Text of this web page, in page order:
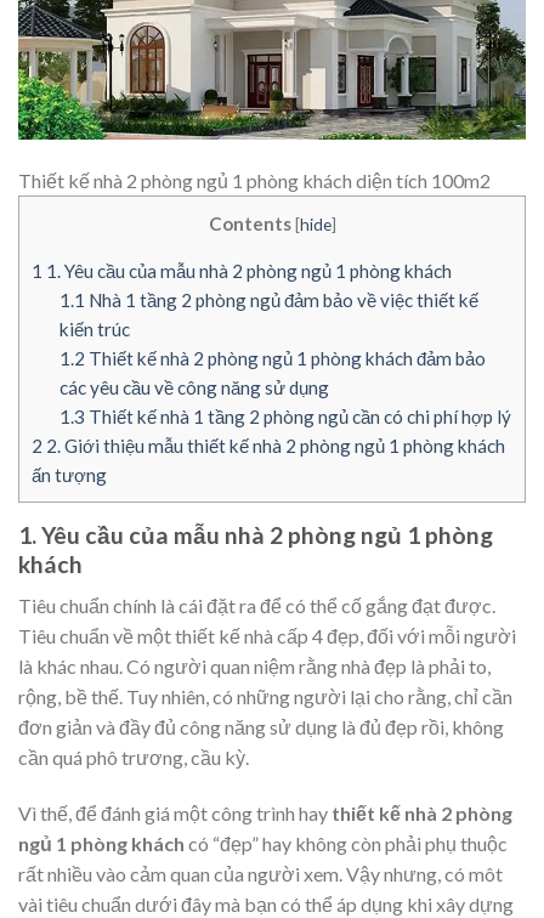
Thiết kế nhà 2 phòng ngủ 1 phòng khách diện tích 100m2
Contents [hide]
1 1. Yêu cầu của mẫu nhà 2 phòng ngủ 1 phòng khách
1.1 Nhà 1 tầng 2 phòng ngủ đảm bảo về việc thiết kế
kiến trúc
1.2 Thiết kế nhà 2 phòng ngủ 1 phòng khách đảm bảo
các yêu cầu về công năng sử dụng
1.3 Thiết kế nhà 1 tầng 2 phòng ngủ cần có chi phí hợp lý
2 2. Giới thiệu mẫu thiết kế nhà 2 phòng ngủ 1 phòng khách
ấn tượng
1. Yêu cầu của mẫu nhà 2 phòng ngủ 1 phòng
khách
Tiêu chuẩn chính là cái đặt ra để có thể cố gắng đạt được.
Tiêu chuẩn về một thiết kế nhà cấp 4 đẹp, đối với mỗi người
là khác nhau. Có người quan niệm rằng nhà đẹp là phải to,
rộng, bề thế. Tuy nhiên, có những người lại cho rằng, chỉ cần
đơn giản và đầy đủ công năng sử dụng là đủ đẹp rồi, không
cần quá phô trương, cầu kỳ.
Vì thế, để đánh giá một công trình hay thiết kế nhà 2 phòng
ngủ 1 phòng khách có “đẹp” hay không còn phải phụ thuộc
rất nhiều vào cảm quan của người xem. Vậy nhưng, có môt
vài tiêu chuẩn dưới đây mà bạn có thể áp dụng khi xây dựng